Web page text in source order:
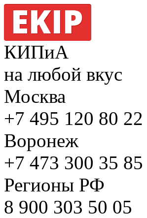
КИПиА
на любой вкус
Москва
+7 495 120 80 22
Воронеж
+7 473 300 35 85
Регионы РФ
8 900 303 50 05